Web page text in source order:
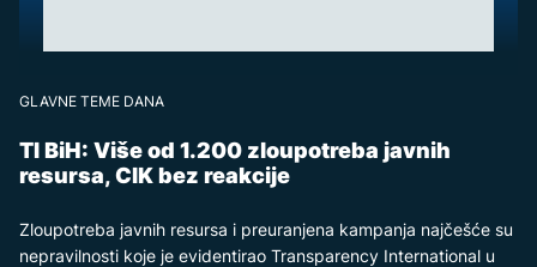
GLAVNE TEME DANA
TI BiH: Više od 1.200 zloupotreba javnih
resursa, CIK bez reakcije
Zloupotreba javnih resursa i preuranjena kampanja najčešće su
nepravilnosti koje je evidentirao Transparency International u